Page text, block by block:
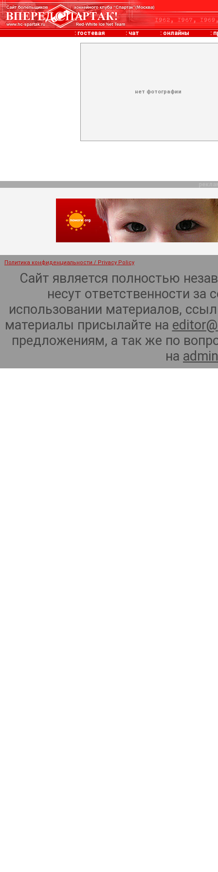
: гостевая : чат : онлайны :
нет фотографии
Политика конфиденциальности / Privacy Policy
Сайт является полностью
несут ответственности
использовании материалов,
материалы присылайте на
предложениям, а так же по
на